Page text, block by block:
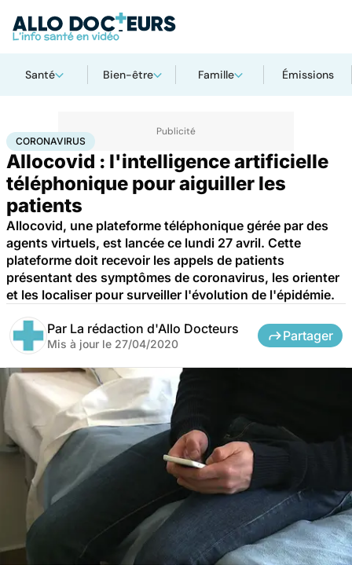
Santé Bien-être Famille Émissions
AccueilSantéMaladies Coronavirus
CORONAVIRUS
Allocovid : l'intelligence artificielle
téléphonique pour aiguiller les
patients
Allocovid, une plateforme téléphonique gérée par des
agents virtuels, est lancée ce lundi 27 avril. Cette
plateforme doit recevoir les appels de patients
présentant des symptômes de coronavirus, les orienter
et les localiser pour surveiller l'évolution de l'épidémie.
Par La rédaction d'Allo Docteurs
Mis à jour le 27/04/2020
Partager